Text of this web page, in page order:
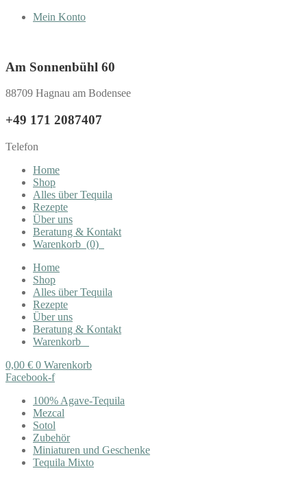
Mein Konto
Am Sonnenbühl 60
88709 Hagnau am Bodensee
+49 171 2087407
Telefon
Home
Shop
Alles über Tequila
Rezepte
Über uns
Beratung & Kontakt
Warenkorb (0)
Home
Shop
Alles über Tequila
Rezepte
Über uns
Beratung & Kontakt
Warenkorb
0,00 € 0 Warenkorb
Facebook-f
100% Agave-Tequila
Mezcal
Sotol
Zubehör
Miniaturen und Geschenke
Tequila Mixto